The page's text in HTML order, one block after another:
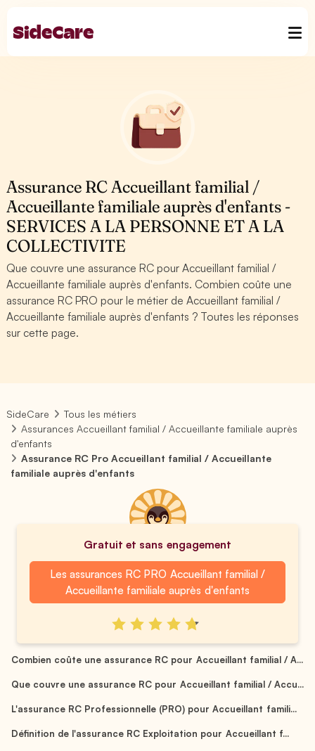
Assurance RC Accueillant familial /
Accueillante familiale auprès d'enfants -
SERVICES A LA PERSONNE ET A LA
COLLECTIVITE
Que couvre une assurance RC pour Accueillant familial /
Accueillante familiale auprès d'enfants. Combien coûte une
assurance RC PRO pour le métier de Accueillant familial /
Accueillante familiale auprès d'enfants ? Toutes les réponses
sur cette page.
SideCare
Tous les métiers
Assurances Accueillant familial / Accueillante familiale auprès
d'enfants
Assurance RC Pro Accueillant familial / Accueillante
familiale auprès d'enfants
Gratuit et sans engagement
Les assurances RC PRO Accueillant familial /
Accueillante familiale auprès d'enfants
Combien coûte une assurance RC pour Accueillant familial / A...
Que couvre une assurance RC pour Accueillant familial / Accu...
L'assurance RC Professionnelle (PRO) pour Accueillant famili...
Définition de l'assurance RC Exploitation pour Accueillant f...